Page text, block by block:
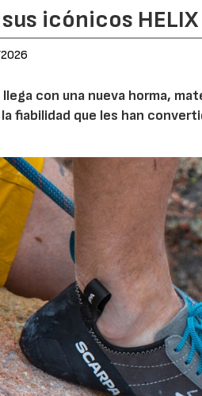
icónicos HELIX
con una nueva horma,
fiabilidad que les han